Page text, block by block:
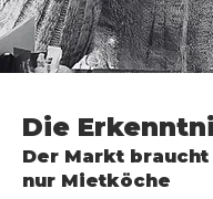
Die
Der Markt braucht
nur Mietköche